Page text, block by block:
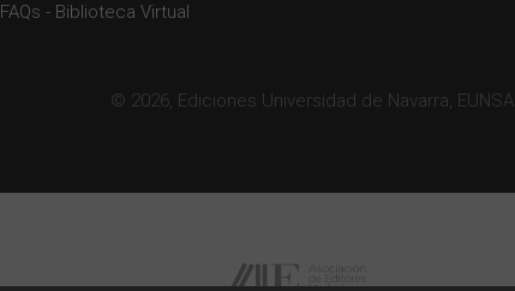
FAQs - Biblioteca Virtual
© 2026, Ediciones Universidad de Navarra, EUNSA